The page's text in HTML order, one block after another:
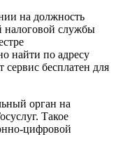
на должность
налоговой службы
найти по адресу
сервис бесплатен для
орган на
Такое
цифровой